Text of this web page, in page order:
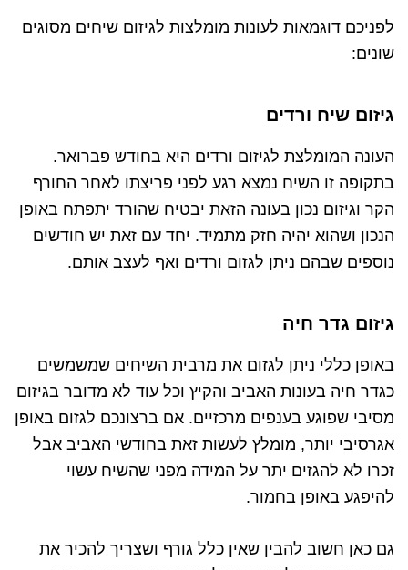
לפניכם דוגמאות לעונות מומלצות לגיזום שיחים מסוגים
שונים:
גיזום שיח ורדים
העונה המומלצת לגיזום ורדים היא בחודש פברואר.
בתקופה זו השיח נמצא רגע לפני פריצתו לאחר החורף
הקר וגיזום נכון בעונה הזאת יבטיח שהורד יתפתח באופן
הנכון ושהוא יהיה חזק מתמיד. יחד עם זאת יש חודשים
נוספים שבהם ניתן לגזום ורדים ואף לעצב אותם.
גיזום גדר חיה
באופן כללי ניתן לגזום את מרבית השיחים שמשמשים
כגדר חיה בעונות האביב והקיץ וכל עוד לא מדובר בגיזום
מסיבי שפוגע בענפים מרכזיים. אם ברצונכם לגזום באופן
אגרסיבי יותר, מומלץ לעשות זאת בחודשי האביב אבל
זכרו לא להגזים יתר על המידה מפני שהשיח עשוי
להיפגע באופן בחמור.
גם כאן חשוב להבין שאין כלל גורף ושצריך להכיר את